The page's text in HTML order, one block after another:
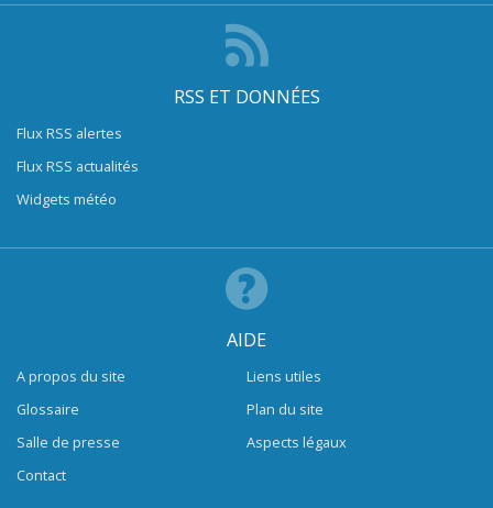
RSS ET DONNÉES
Flux RSS alertes
Flux RSS actualités
Widgets météo
AIDE
A propos du site
Glossaire
Salle de presse
Contact
Liens utiles
Plan du site
Aspects légaux